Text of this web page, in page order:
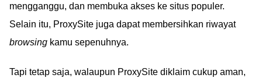
mengganggu, dan membuka akses ke situs populer.
Selain itu, ProxySite juga dapat membersihkan riwayat
browsing kamu sepenuhnya.
Tapi tetap saja, walaupun ProxySite diklaim cukup aman,